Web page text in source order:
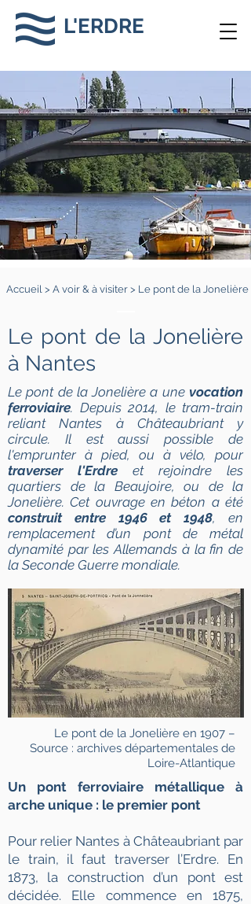
L'ERDRE
Accueil > A voir & à visiter > Le pont de la Jonelière
Le pont de la Jonelière
à Nantes
Le pont de la Jonelière a une vocation
ferroviaire. Depuis 2014, le tram-train
reliant Nantes à Châteaubriant y
circule. Il est aussi possible de
l'emprunter à pied, ou à vélo, pour
traverser l'Erdre et rejoindre les
quartiers de la Beaujoire, ou de la
Jonelière. Cet ouvrage en béton a été
construit entre 1946 et 1948, en
remplacement d’un pont de métal
dynamité par les Allemands à la fin de
la Seconde Guerre mondiale.
Le pont de la Jonelière en 1907 –
Source : archives départementales de
Loire-Atlantique
Un pont ferroviaire métallique à
arche unique : le premier pont
Pour relier Nantes à Châteaubriant par
le train, il faut traverser l’Erdre. En
1873, la construction d’un pont est
décidée. Elle commence en 1875,